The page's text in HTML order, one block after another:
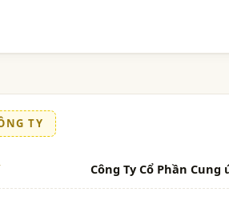
TY
Công Ty Cổ Phần Cung